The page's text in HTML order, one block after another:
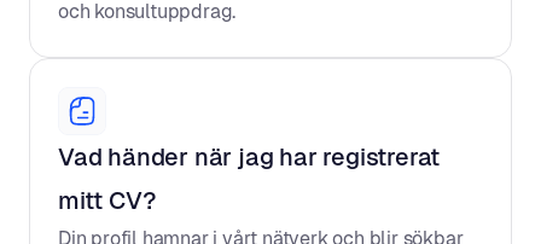
och konsultuppdrag.
Vad händer när jag har registrerat
mitt CV?
Din profil hamnar i vårt nätverk och blir sökbar